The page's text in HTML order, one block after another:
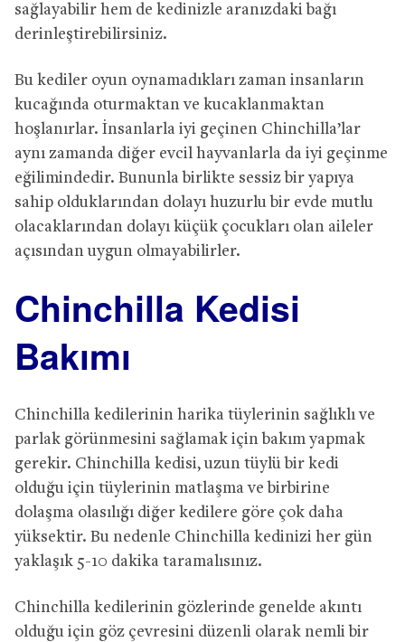
sağlayabilir hem de kedinizle aranızdaki bağı
derinleştirebilirsiniz.
Bu kediler oyun oynamadıkları zaman insanların
kucağında oturmaktan ve kucaklanmaktan
hoşlanırlar. İnsanlarla iyi geçinen Chinchilla’lar
aynı zamanda diğer evcil hayvanlarla da iyi geçinme
eğilimindedir. Bununla birlikte sessiz bir yapıya
sahip olduklarından dolayı huzurlu bir evde mutlu
olacaklarından dolayı küçük çocukları olan aileler
açısından uygun olmayabilirler.
Chinchilla Kedisi
Bakımı
Chinchilla kedilerinin harika tüylerinin sağlıklı ve
parlak görünmesini sağlamak için bakım yapmak
gerekir. Chinchilla kedisi, uzun tüylü bir kedi
olduğu için tüylerinin matlaşma ve birbirine
dolaşma olasılığı diğer kedilere göre çok daha
yüksektir. Bu nedenle Chinchilla kedinizi her gün
yaklaşık 5-10 dakika taramalısınız.
Chinchilla kedilerinin gözlerinde genelde akıntı
olduğu için göz çevresini düzenli olarak nemli bir